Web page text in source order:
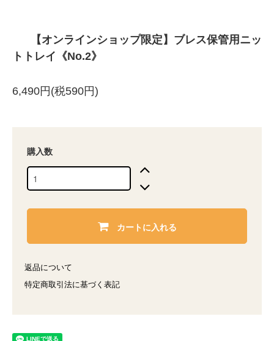
【オンラインショップ限定】ブレス保管用ニッ
トトレイ《No.2》
6,490円(税590円)
購入数
カートに入れる
返品について
特定商取引法に基づく表記